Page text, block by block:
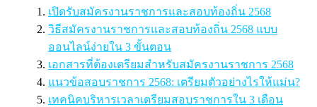
เปิดรับสมัครงานราชการและสอบท้องถิ่น 2568
วิธีสมัครงานราชการและสอบท้องถิ่น 2568 แบบ
ออนไลน์ง่ายใน 3 ขั้นตอน
เอกสารที่ต้องเตรียมสำหรับสมัครงานราชการ 2568
แนวข้อสอบราชการ 2568: เตรียมตัวอย่างไรให้แม่น?
เทคนิคบริหารเวลาเตรียมสอบราชการใน 3 เดือน